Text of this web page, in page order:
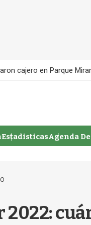
cajero en Parque
EstadisticasAgenda
2022: